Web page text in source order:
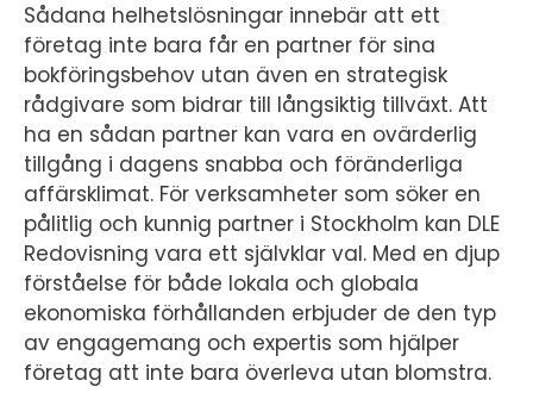
Sådana helhetslösningar innebär att ett
företag inte bara får en partner för sina
bokföringsbehov utan även en strategisk
rådgivare som bidrar till långsiktig tillväxt. Att
ha en sådan partner kan vara en ovärderlig
tillgång i dagens snabba och föränderliga
affärsklimat. För verksamheter som söker en
pålitlig och kunnig partner i Stockholm kan DLE
Redovisning vara ett självklar val. Med en djup
förståelse för både lokala och globala
ekonomiska förhållanden erbjuder de den typ
av engagemang och expertis som hjälper
företag att inte bara överleva utan blomstra.